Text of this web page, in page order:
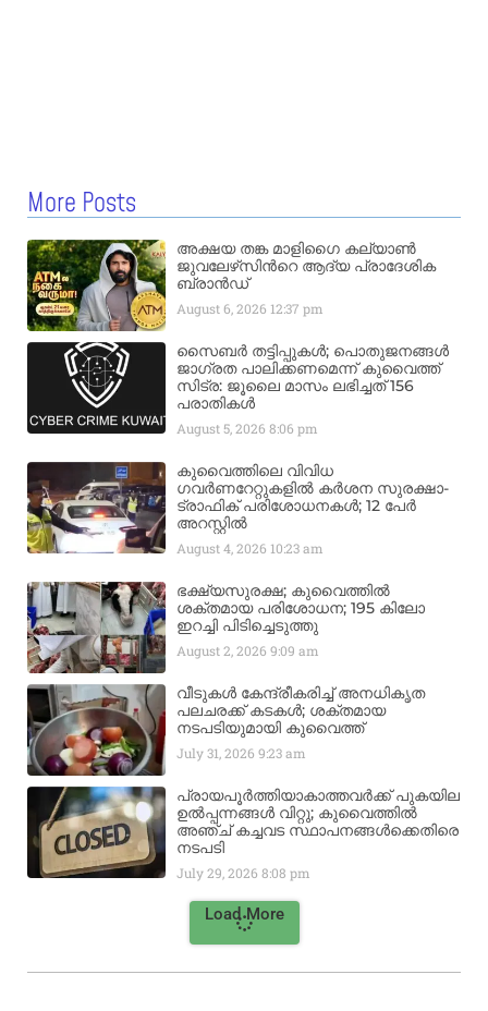
More Posts
അക്ഷയ തങ്ക മാളിഗൈ കല്യാണ്‍
ജുവലേഴ്‌സിന്‍റെ ആദ്യ പ്രാദേശിക
ബ്രാന്‍ഡ്
August 6, 2026 12:37 pm
സൈബർ തട്ടിപ്പുകൾ; പൊതുജനങ്ങൾ
ജാഗ്രത പാലിക്കണമെന്ന് കുവൈത്ത്
സിട്ര: ജൂലൈ മാസം ലഭിച്ചത് 156
പരാതികൾ
August 5, 20268:06 pm
കുവൈത്തിലെ വിവിധ
ഗവർണറേറ്റുകളിൽ കർശന സുരക്ഷാ-
ട്രാഫിക് പരിശോധനകൾ; 12 പേർ
അറസ്റ്റിൽ
August 4, 2026 10:23 am
ഭക്ഷ്യസുരക്ഷ; കുവൈത്തിൽ
ശക്തമായ പരിശോധന; 195 കിലോ
ഇറച്ചി പിടിച്ചെടുത്തു
August 2, 20269:09 am
വീടുകൾ കേന്ദ്രീകരിച്ച് അനധികൃത
പലചരക്ക് കടകൾ; ശക്തമായ
നടപടിയുമായി കുവൈത്ത്
July 31, 20269:23 am
പ്രായപൂർത്തിയാകാത്തവർക്ക് പുകയില
ഉൽപ്പന്നങ്ങൾ വിറ്റു; കുവൈത്തിൽ
അഞ്ച് കച്ചവട സ്ഥാപനങ്ങൾക്കെതിരെ
നടപടി
July 29, 20268:08 pm
Load More